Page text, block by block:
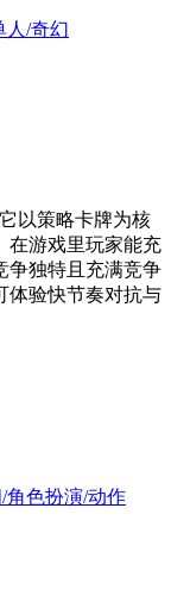
人/奇幻
以策略卡牌为核
在游戏里玩家能充
争独特且充满竞争
体验快节奏对抗与
角色扮演/动作